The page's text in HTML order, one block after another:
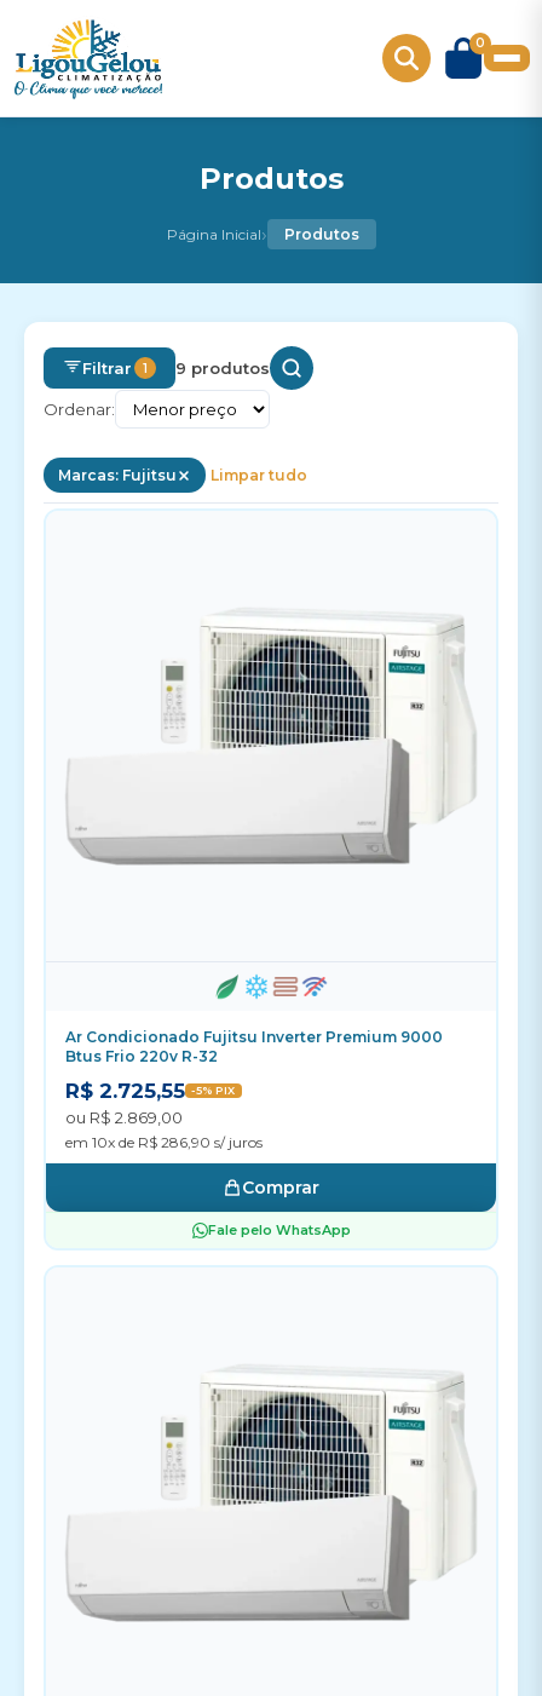
0
Produtos
Página Inicial› Produtos
Filtrar 1 9 produtos
Ordenar:
Marcas: Fujitsu Limpar tudo
Ar Condicionado Fujitsu Inverter Premium 9000
Btus Frio 220v R-32
R$ 2.725,55 -5% PIX
ou R$ 2.869,00
em 10x de R$ 286,90 s/ juros
Comprar
Fale pelo WhatsApp